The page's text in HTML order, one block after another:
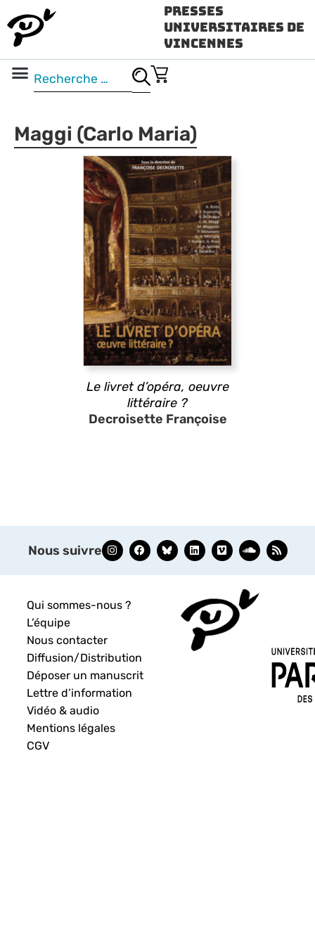
Presses
Universitaires de
Vincennes
Maggi (Carlo Maria)
Le livret d’opéra, oeuvre
littéraire ?
Decroisette Françoise
Nous suivre
Qui sommes-nous ?
L’équipe
Nous contacter
Diffusion/Distribution
Déposer un manuscrit
Lettre d’information
Vidéo & audio
Mentions légales
CGV